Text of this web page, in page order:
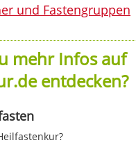
und Fastengruppen
mehr Infos auf
entdecken?